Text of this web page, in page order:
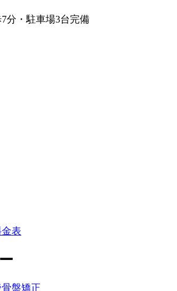
分・駐車場3台完備
盤矯正